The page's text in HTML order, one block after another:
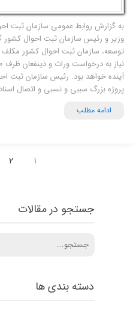
به گزارش روابط عمومی سازمان ثبت
وزیر و رئیس سازمان ثبت احوال کشور
توسعه، سازمان ثبت احوال کشور
آینده خواهد بود. رئیس سازمان ثبت
پروژه بزرگ سببی و نسبی و اتصال
ادامه مطلب
۱ ۲
دسته بندی ها
جستجو در مقالات